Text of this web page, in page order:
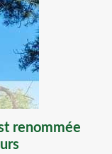
renommée